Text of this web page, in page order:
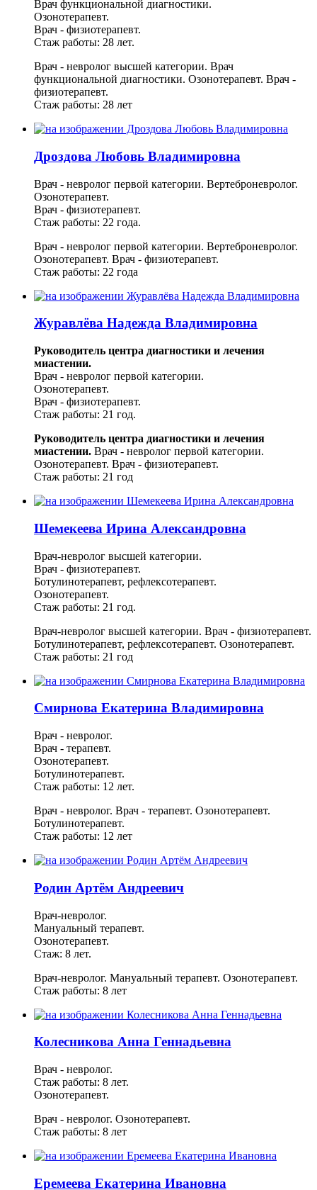
Врач функциональной диагностики.
Озонотерапевт.
Врач - физиотерапевт.
Стаж работы: 28 лет.
Врач - невролог высшей категории. Врач
функциональной диагностики. Озонотерапевт. Врач -
физиотерапевт.
Стаж работы: 28 лет
Дроздова Любовь Владимировна
Врач - невролог первой категории. Вертеброневролог.
Озонотерапевт.
Врач - физиотерапевт.
Стаж работы: 22 года.
Врач - невролог первой категории. Вертеброневролог.
Озонотерапевт. Врач - физиотерапевт.
Стаж работы: 22 года
Журавлёва Надежда Владимировна
Руководитель центра диагностики и лечения
миастении.
Врач - невролог первой категории.
Озонотерапевт.
Врач - физиотерапевт.
Стаж работы: 21 год.
Руководитель центра диагностики и лечения
миастении. Врач - невролог первой категории.
Озонотерапевт. Врач - физиотерапевт.
Стаж работы: 21 год
Шемекеева Ирина Александровна
Врач-невролог высшей категории.
Врач - физиотерапевт.
Ботулинотерапевт, рефлексотерапевт.
Озонотерапевт.
Стаж работы: 21 год.
Врач-невролог высшей категории. Врач - физиотерапевт.
Ботулинотерапевт, рефлексотерапевт. Озонотерапевт.
Стаж работы: 21 год
Смирнова Екатерина Владимировна
Врач - невролог.
Врач - терапевт.
Озонотерапевт.
Ботулинотерапевт.
Стаж работы: 12 лет.
Врач - невролог. Врач - терапевт. Озонотерапевт.
Ботулинотерапевт.
Стаж работы: 12 лет
Родин Артём Андреевич
Врач-невролог.
Мануальный терапевт.
Озонотерапевт.
Стаж: 8 лет.
Врач-невролог. Мануальный терапевт. Озонотерапевт.
Стаж работы: 8 лет
Колесникова Анна Геннадьевна
Врач - невролог.
Стаж работы: 8 лет.
Озонотерапевт.
Врач - невролог. Озонотерапевт.
Стаж работы: 8 лет
Еремеева Екатерина Ивановна